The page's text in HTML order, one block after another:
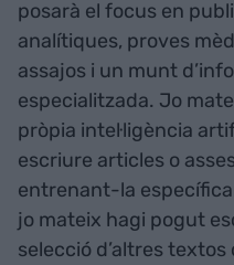
posarà el focus en
analítiques, proves
assajos i un munt
especialitzada. Jo
pròpia intel·ligència
escriure articles o
entrenant-la
jo mateix hagi pogut
selecció d’altres